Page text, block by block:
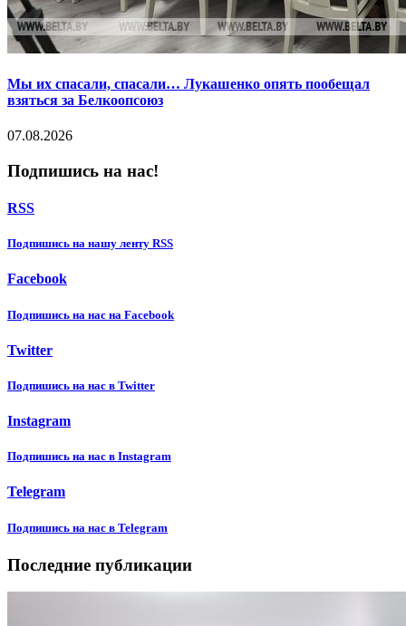
Мы их спасали, спасали… Лукашенко опять пообещал
взяться за Белкоопсоюз
07.08.2026
Подпишись на нас!
RSS
Подпишиcь на нашу ленту RSS
Facebook
Подпишиcь на нас на Facebook
Twitter
Подпишиcь на нас в Twitter
Instagram
Подпишиcь на нас в Instagram
Telegram
Подпишиcь на нас в Telegram
Последние публикации